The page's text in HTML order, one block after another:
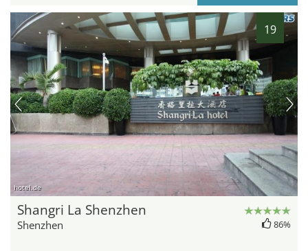
19
hotel.de
Shangri La Shenzhen
Shenzhen 86%